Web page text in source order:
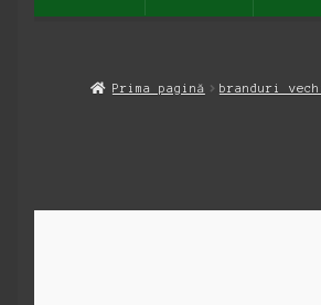
Prima pagină branduri